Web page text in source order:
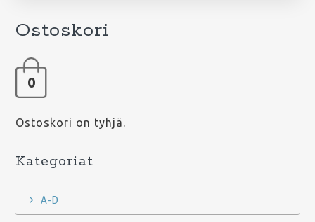
Ostoskori
0
Ostoskori on tyhjä.
Kategoriat
A-D